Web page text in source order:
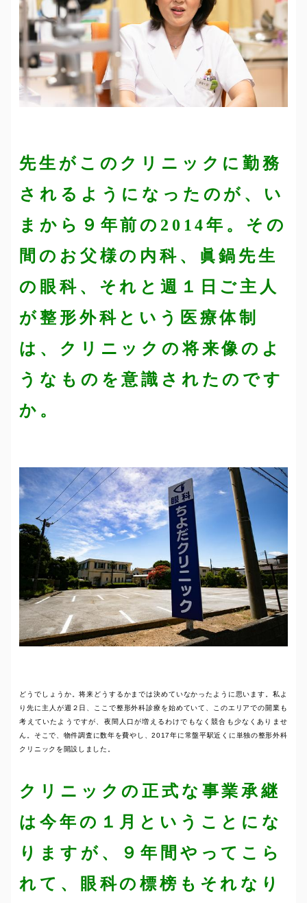
先生がこのクリニックに勤務
されるようになったのが、い
まから９年前の2014年。その
間のお父様の内科、眞鍋先生
の眼科、それと週１日ご主人
が整形外科という医療体制
は、クリニックの将来像のよ
うなものを意識されたのです
か。
どうでしょうか。将来どうするかまでは決めていなかったように思います。私よ
り先に主人が週２日、ここで整形外科診療を始めていて、このエリアでの開業も
考えていたようですが、夜間人口が増えるわけでもなく競合も少なくありませ
ん。そこで、物件調査に数年を費やし、2017年に常盤平駅近くに単独の整形外科
クリニックを開設しました。
クリニックの正式な事業承継
は今年の１月ということにな
りますが、９年間やってこら
れて、眼科の標榜もそれなり